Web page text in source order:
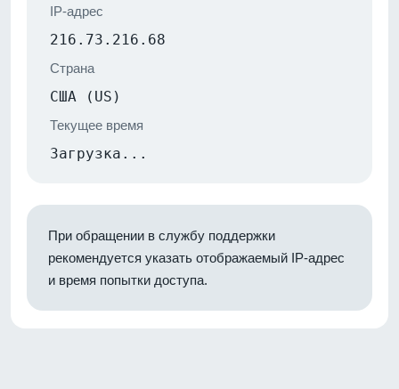
IP-адрес
216.73.216.68
Страна
США (US)
Текущее время
Загрузка...
При обращении в службу поддержки
рекомендуется указать отображаемый IP-адрес
и время попытки доступа.